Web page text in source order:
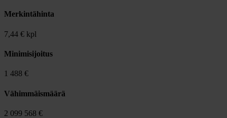
Merkintähinta
7,44 € kpl
Minimisijoitus
1 488 €
Vähimmäismäärä
2 099 568 €